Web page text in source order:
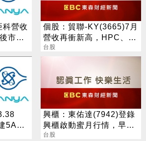
科營收
市觀
個股：貿聯-KY(3665)7月
營收再衝新高，HPC、半
導體挹注長期成長動能
台股
5A新
697
興櫃：東佑達(7942)登錄
興櫃啟動蜜月行情，早盤
一度大漲186%
台股